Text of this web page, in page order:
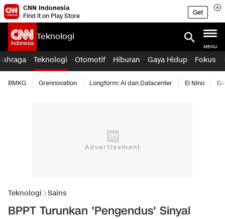
CNN Indonesia
Find it on Play Store
Get
Teknologi
MENU
Teknologi Otomotif Hiburan Gaya Hidup Fokus
BMKG Grennovation Longform: AI dan Datacenter El Nino
Teknologi Sains
BPPT Turunkan 'Pengendus' Sinyal